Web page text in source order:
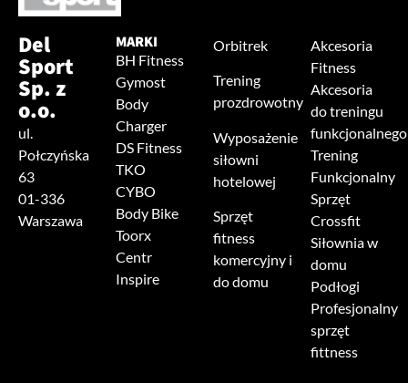
Del
Sport
Sp. z
o.o.
ul.
Połczyńska
63
01-336
Warszawa
MARKI
BH Fitness
Gymost
Body
Charger
DS Fitness
TKO
CYBO
Body Bike
Toorx
Centr
Inspire
Orbitrek
Trening
prozdrowotny
Wyposażenie
siłowni
hotelowej
Sprzęt
fitness
komercyjny i
do domu
Akcesoria
Fitness
Akcesoria
do treningu
funkcjonalnego
Trening
Funkcjonalny
Sprzęt
Crossfit
Siłownia w
domu
Podłogi
Profesjonalny
sprzęt
fittness